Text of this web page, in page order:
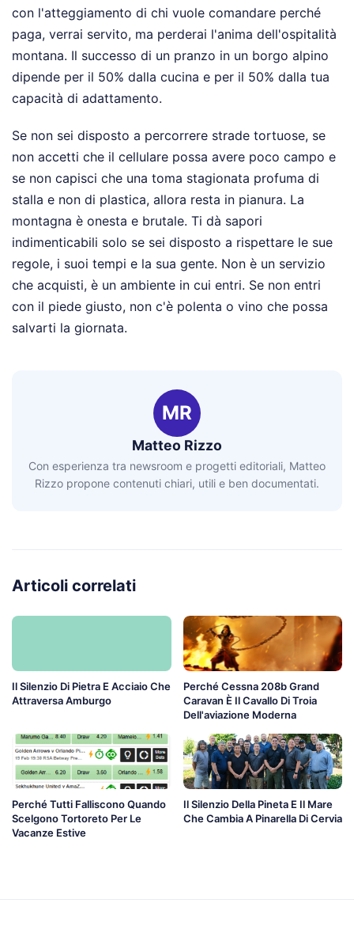
con l'atteggiamento di chi vuole comandare perché
paga, verrai servito, ma perderai l'anima dell'ospitalità
montana. Il successo di un pranzo in un borgo alpino
dipende per il 50% dalla cucina e per il 50% dalla tua
capacità di adattamento.
Se non sei disposto a percorrere strade tortuose, se
non accetti che il cellulare possa avere poco campo e
se non capisci che una toma stagionata profuma di
stalla e non di plastica, allora resta in pianura. La
montagna è onesta e brutale. Ti dà sapori
indimenticabili solo se sei disposto a rispettare le sue
regole, i suoi tempi e la sua gente. Non è un servizio
che acquisti, è un ambiente in cui entri. Se non entri
con il piede giusto, non c'è polenta o vino che possa
salvarti la giornata.
MR
Matteo Rizzo
Con esperienza tra newsroom e progetti editoriali, Matteo
Rizzo propone contenuti chiari, utili e ben documentati.
Articoli correlati
Il Silenzio Di Pietra E Acciaio Che
Attraversa Amburgo
Perché Cessna 208b Grand
Caravan È Il Cavallo Di Troia
Dell'aviazione Moderna
Perché Tutti Falliscono Quando
Scelgono Tortoreto Per Le
Vacanze Estive
Il Silenzio Della Pineta E Il Mare
Che Cambia A Pinarella Di Cervia